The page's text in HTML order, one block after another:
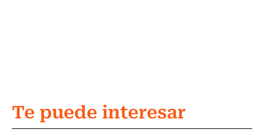
Te puede interesar